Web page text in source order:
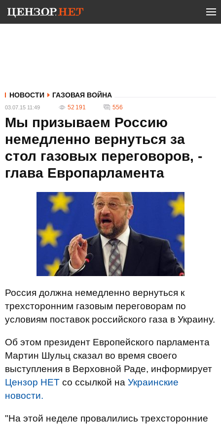
НОВОСТИ ГАЗОВАЯ ВОЙНА
03.07.15 11:49 52 191 556
Мы призываем Россию
немедленно вернуться за
стол газовых переговоров, -
глава Европарламента
Россия должна немедленно вернуться к
трехсторонним газовым переговорам по
условиям поставок российского газа в Украину.
Об этом президент Европейского парламента
Мартин Шульц сказал во время своего
выступления в Верховной Раде, информирует
Цензор НЕТ со ссылкой на Украинские
новости.
"На этой неделе провалились трехсторонние